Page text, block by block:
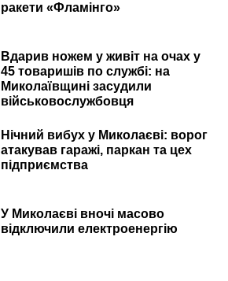
ракети «Фламінго»
Вдарив ножем у живіт на очах у
45 товаришів по службі: на
Миколаївщині засудили
військовослужбовця
Нічний вибух у Миколаєві: ворог
атакував гаражі, паркан та цех
підприємства
У Миколаєві вночі масово
відключили електроенергію